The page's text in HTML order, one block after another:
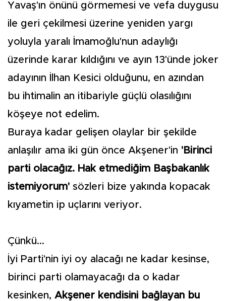
Yavaş'ın önünü görmemesi ve vefa duygusu
ile geri çekilmesi üzerine yeniden yargı
yoluyla yaralı İmamoğlu'nun adaylığı
üzerinde karar kıldığını ve ayın 13'ünde joker
adayının İlhan Kesici olduğunu, en azından
bu ihtimalin an itibariyle güçlü olasılığını
köşeye not edelim.
Buraya kadar gelişen olaylar bir şekilde
anlaşılır ama iki gün önce Akşener'in 'Birinci
parti olacağız. Hak etmediğim Başbakanlık
istemiyorum' sözleri bize yakında kopacak
kıyametin ip uçlarını veriyor.
Çünkü...
İyi Parti'nin iyi oy alacağı ne kadar kesinse,
birinci parti olamayacağı da o kadar
kesinken, Akşener kendisini bağlayan bu